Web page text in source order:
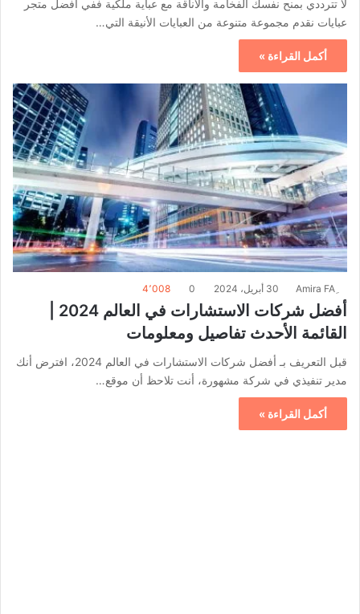
لا تترددي بمنح نفسك الفخامة والأناقة مع عباية ملكية ففي افضل متجر
عبايات نقدم مجموعة متنوعة من العبايات الأنيقة التي…
أكمل القراءة »
30 أبريل، 2024 0 4٬008
القائمة الأحدث تفاصيل ومعلومات
قبل التعريف بـ أفضل شركات الاستشارات في العالم 2024، افترض أنك
مدير تنفيذي في شركة مشهورة، أنت تلاحظ أن موقع…
أكمل القراءة »